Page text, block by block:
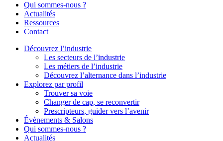
Qui sommes-nous ?
Actualités
Ressources
Contact
Découvrez l’industrie
Les secteurs de l’industrie
Les métiers de l’industrie
Découvrez l’alternance dans l’industrie
Explorez par profil
Trouver sa voie
Changer de cap, se reconvertir
Prescripteurs, guider vers l’avenir
Évènements & Salons
Qui sommes-nous ?
Actualités